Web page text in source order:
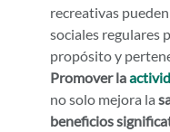
recreativas
sociales regulares
propósito y
Promover la
no solo mejora la
beneficios